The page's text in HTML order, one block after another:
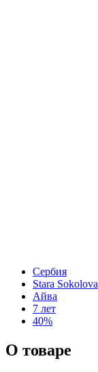
Сербия
Stara Sokolova
Айва
7 лет
40%
О товаре